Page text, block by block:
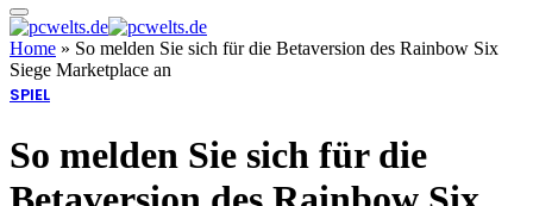
Home » So melden Sie sich für die Betaversion des Rainbow Six
Siege Marketplace an
SPIEL
So melden Sie sich für die